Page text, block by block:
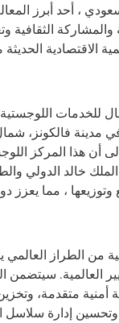
، أحد أبرز
الثقافية
الاقتصادية
اللوجستية"
مدينة فالكونز،
أن هذا المركز
خالد الدولي
، مما يعزز
لتطوير منطقة لوجستية من
العالمية.
أمنية متقدمة،
وتحسين إدارة